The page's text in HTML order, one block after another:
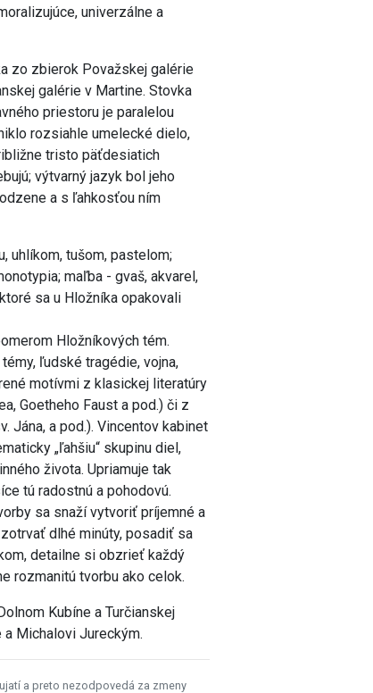
univerzálne a
zo zbierok Považskej galérie
galérie v Martine. Stovka
priestoru je paralelou
rozsiahle umelecké dielo,
tristo päťdesiatich
výtvarný jazyk bol jeho
a s ľahkosťou ním
uhlíkom, tušom, pastelom;
maľba - gvaš, akvarel,
sa u Hložníka opakovali
Hložníkových tém.
ľudské tragédie, vojna,
motívmi z klasickej literatúry
Goetheho Faust a pod.) či z
Jána, a pod.). Vincentov kabinet
„ľahšiu“ skupinu diel,
života. Upriamuje tak
tú radostnú a pohodovú.
sa snaží vytvoriť príjemné a
dlhé minúty, posadiť sa
detailne si obzrieť každý
rozmanitú tvorbu ako celok.
Kubíne a Turčianskej
Michalovi Jureckým.
a preto nezodpovedá za zmeny